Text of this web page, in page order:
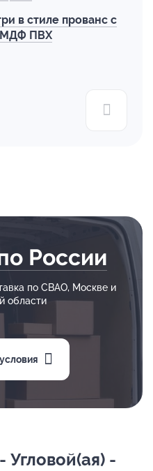
в стиле прованс с
МДФ ПВХ
России
по СВАО, Москве и
области
Угловой(ая) -